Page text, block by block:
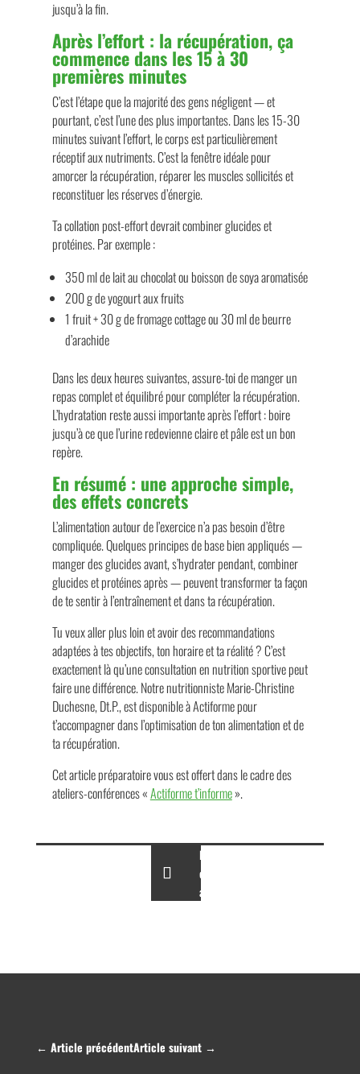
jusqu’à la fin.
Après l’effort : la récupération, ça
commence dans les 15 à 30
premières minutes
C’est l’étape que la majorité des gens négligent — et
pourtant, c’est l’une des plus importantes. Dans les 15-30
minutes suivant l’effort, le corps est particulièrement
réceptif aux nutriments. C’est la fenêtre idéale pour
amorcer la récupération, réparer les muscles sollicités et
reconstituer les réserves d’énergie.
Ta collation post-effort devrait combiner glucides et
protéines. Par exemple :
350 ml de lait au chocolat ou boisson de soya aromatisée
200 g de yogourt aux fruits
1 fruit + 30 g de fromage cottage ou 30 ml de beurre
d’arachide
Dans les deux heures suivantes, assure-toi de manger un
repas complet et équilibré pour compléter la récupération.
L’hydratation reste aussi importante après l’effort : boire
jusqu’à ce que l’urine redevienne claire et pâle est un bon
repère.
En résumé : une approche simple,
des effets concrets
L’alimentation autour de l’exercice n’a pas besoin d’être
compliquée. Quelques principes de base bien appliqués —
manger des glucides avant, s’hydrater pendant, combiner
glucides et protéines après — peuvent transformer ta façon
de te sentir à l’entraînement et dans ta récupération.
Tu veux aller plus loin et avoir des recommandations
adaptées à tes objectifs, ton horaire et ta réalité ? C’est
exactement là qu’une consultation en nutrition sportive peut
faire une différence. Notre nutritionniste Marie-Christine
Duchesne, Dt.P., est disponible à Actiforme pour
t’accompagner dans l’optimisation de ton alimentation et de
ta récupération.
Cet article préparatoire vous est offert dans le cadre des
ateliers-conférences «Actiforme t’informe».
Partagez
cet
article
← Article précédentArticle suivant→